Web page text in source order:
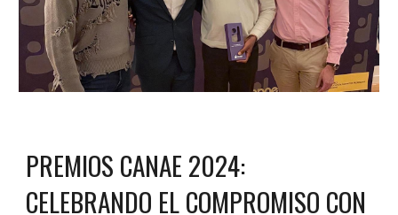
PREMIOS CANAE 2024:
CELEBRANDO EL COMPROMISO CON